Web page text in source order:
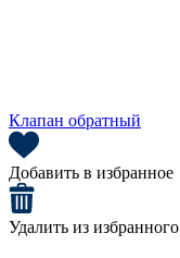
Клапан обратный
Добавить в избранное
Удалить из избранного